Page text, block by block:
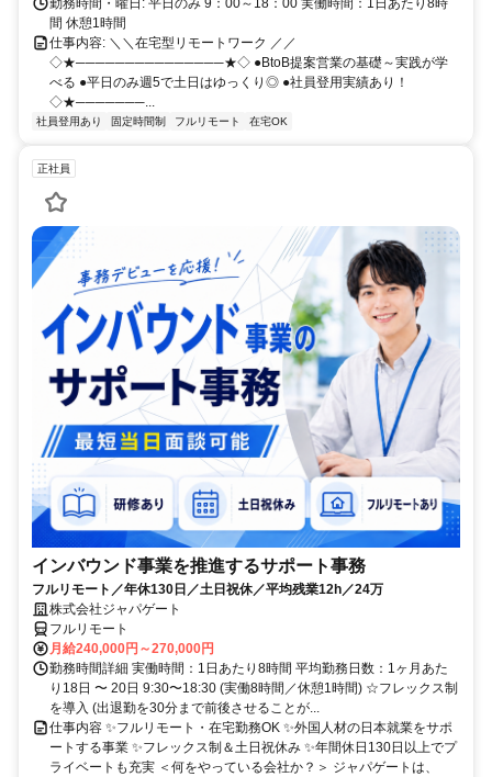
勤務時間・曜日: 平日のみ 9：00～18：00 実働時間：1日あたり8時
間 休憩1時間
仕事内容: ＼＼在宅型リモートワーク ／／
◇★───────────────★◇ ●BtoB提案営業の基礎～実践が学
べる ●平日のみ週5で土日はゆっくり◎ ●社員登用実績あり！
◇★───────...
社員登用あり 固定時間制 フルリモート 在宅OK
正社員
インバウンド事業を推進するサポート事務
フルリモート／年休130日／土日祝休／平均残業12h／24万
株式会社ジャパゲート
フルリモート
月給240,000円～270,000円
勤務時間詳細 実働時間：1日あたり8時間 平均勤務日数：1ヶ月あた
り18日 〜 20日 9:30〜18:30 (実働8時間／休憩1時間) ☆フレックス制
を導入 (出退勤を30分まで前後させることが...
仕事内容 ✨フルリモート・在宅勤務OK ✨外国人材の日本就業をサポ
ートする事業 ✨フレックス制＆土日祝休み ✨年間休日130日以上でプ
ライベートも充実 ＜何をやっている会社か？＞ ジャパゲートは、